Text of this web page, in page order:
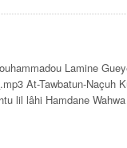
Lamine
At-Tawbatun-Naçuh
lil lâhi Hamdane